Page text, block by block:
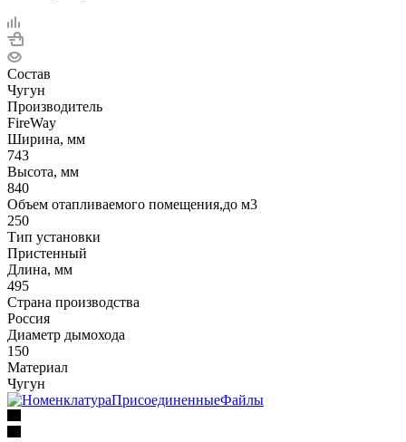
Состав
Чугун
Производитель
FireWay
Ширина, мм
743
Высота, мм
840
Объем отапливаемого помещения,до м3
250
Тип установки
Пристенный
Длина, мм
495
Страна производства
Россия
Диаметр дымохода
150
Материал
Чугун